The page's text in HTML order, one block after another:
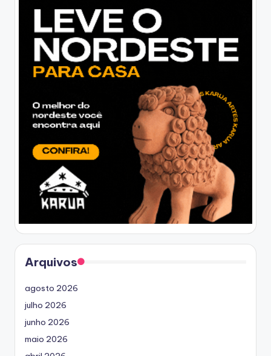
Arquivos
agosto 2026
julho 2026
junho 2026
maio 2026